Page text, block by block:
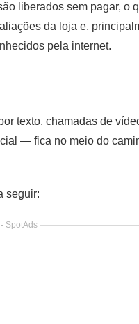
liberados sem pagar, o
da loja e,
pela internet.
texto, chamadas de
— fica no meio do
seguir:
SpotAds